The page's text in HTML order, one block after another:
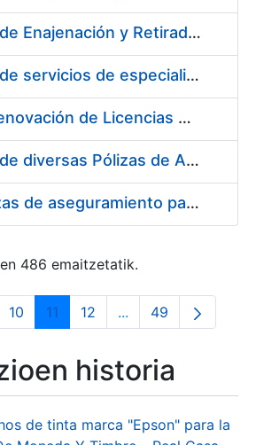
Contratación de Enajenación y Retirada de Chatarra de Hierro, Acero y Chapa de la RCM-FNMT
Contratación de servicios de especialistas técnicos en prevención y extinción de incendios para los centros de Madrid y Burgos de la FNMT-RCM
Servicio de Renovación de Licencias Adobe
Contratación de diversas Pólizas de Aseguramiento para la Fábrica Nacional de Moneda y Timbre - Real Casa de la Moneda
Diversas pólizas de aseguramiento para la Fábrica Nacional de Moneda y Timbre - Real Casa de la Moneda
486 emaitzetatik.
Pages Use TAB to navigate.
Orrialdea
10 Orrialdea
11 Orrialdea
12 ...Intermediate
Orrialdea
49
historia
de tinta marca "Epson" para la